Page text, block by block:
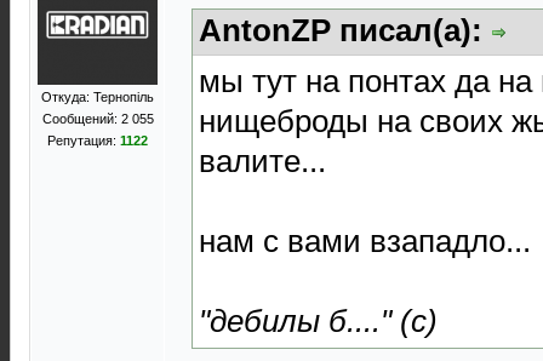
Откуда: Тернопіль
Сообщений: 2 055
Репутация: 1122
AntonZP писал(а):
мы тут на понтах да
нищеброды на своих
валите...
нам с вами взападло...
"дебилы б...." (с)